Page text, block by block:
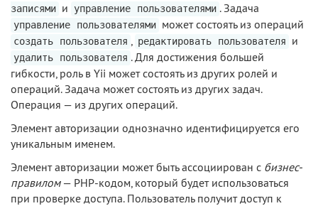
записями и управление пользователями . Задача
управление пользователями может состоять из операций
создать пользователя , редактировать пользователя и
удалить пользователя . Для достижения большей
гибкости, роль в Yii может состоять из других ролей и
операций. Задача может состоять из других задач.
Операция — из других операций.
Элемент авторизации однозначно идентифицируется его
уникальным именем.
Элемент авторизации может быть ассоциирован с бизнес-
правилом— PHP-кодом, который будет использоваться
при проверке доступа. Пользователь получит доступ к